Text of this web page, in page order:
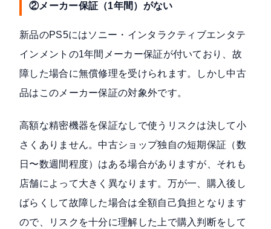
②メーカー保証（1年間）がない
新品のPS5にはソニー・インタラクティブエンタテ
インメントの1年間メーカー保証が付いており、故
障した場合に無償修理を受けられます。しかし中古
品はこのメーカー保証の対象外です。
高額な精密機器を保証なしで使うリスクは決して小
さくありません。中古ショップ独自の短期保証（数
日〜数週間程度）はある場合がありますが、それも
店舗によって大きく異なります。万が一、購入後し
ばらくして故障した場合は全額自己負担となります
ので、リスクを十分に理解した上で購入判断をして